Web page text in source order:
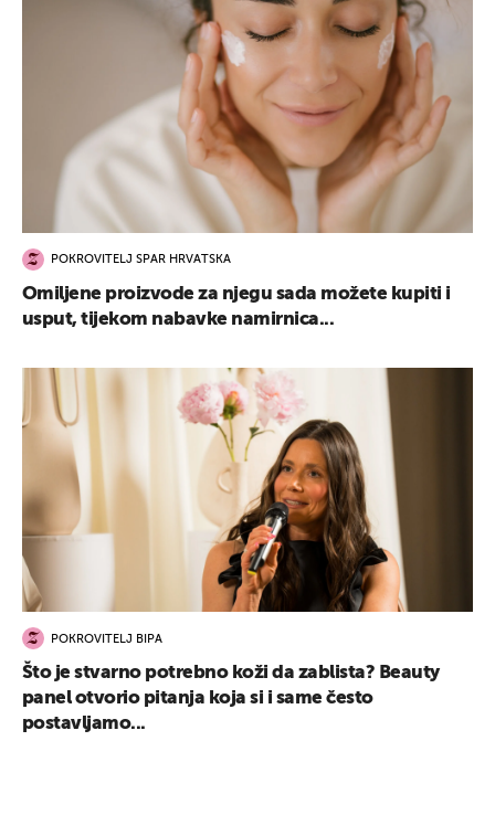
POKROVITELJ SPAR HRVATSKA
Omiljene proizvode za njegu sada možete kupiti i
usput, tijekom nabavke namirnica...
POKROVITELJ BIPA
Što je stvarno potrebno koži da zablista? Beauty
panel otvorio pitanja koja si i same često
postavljamo...